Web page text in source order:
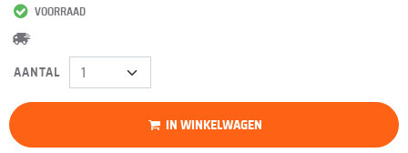
VOORRAAD
AANTAL
IN WINKELWAGEN